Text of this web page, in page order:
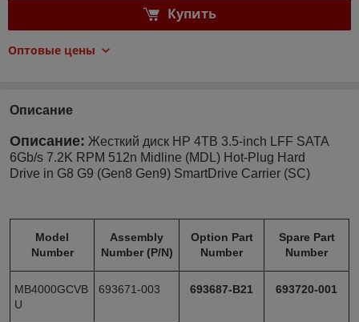
Купить
Оптовые цены
Описание
Описание: Жесткий диск HP 4TB 3.5-inch LFF SATA
6Gb/s 7.2K RPM 512n Midline (MDL) Hot-Plug Hard
Drive in G8 G9 (Gen8 Gen9) SmartDrive Carrier (SC)
Model
Number
Assembly
Number (P/N)
Option Part
Number
Spare Part
Number
MB4000GCVB
U
693671-003 693687-B21 693720-001